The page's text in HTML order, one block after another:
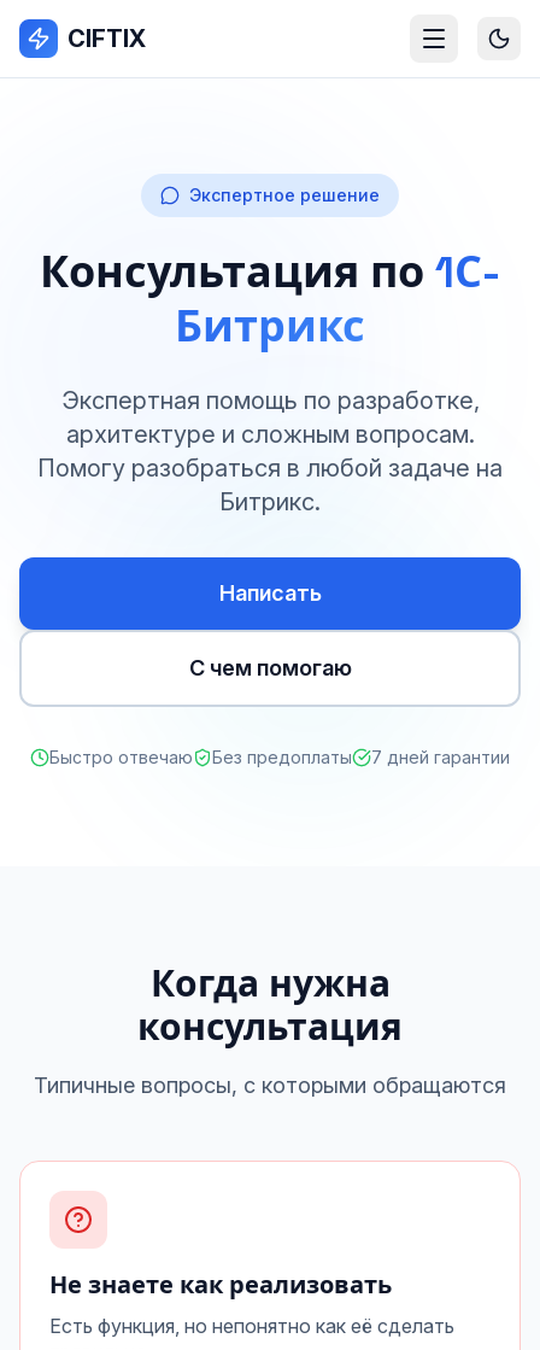
CIFTIX
Экспертное решение
Консультация по 1С-
Битрикс
Экспертная помощь по разработке,
архитектуре и сложным вопросам.
Помогу разобраться в любой задаче на
Битрикс.
Написать
С чем помогаю
Быстро отвечаю Без предоплаты 7 дней гарантии
Когда нужна
консультация
Типичные вопросы, с которыми обращаются
Не знаете как реализовать
Есть функция, но непонятно как её сделать